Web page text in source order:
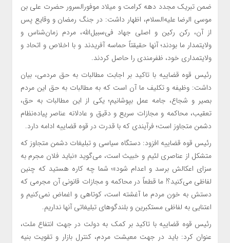
ضمن تبریک مجدد دهه کرامت و میلاد موفورالسرور حضرت علی بن
موسی الرضا علیه‌السلام، اظهار داشت: در جنگ رمضان و وقایع پس
از آن، رکن رکین و اصلی جهاد فی‌سبیل‌الله، مردم زمان‌شناس و
ولایتمدار ما بودند؛ آنها حقیقتاً حماسه آفریدند و با اخلاص و اتحاد و
ولایتمداری خود، ظفرمندی را حاصل کردند.
رئیس قوه قضاییه با تاکید بر اجابت مطالبات به حق مردمی، بیان
داشت: وظیفه و تکلیف ما آن است که به مطالبات به حق این مردم
بصیر و شجاع، جامه عمل بپوشانیم؛ یکی از این مطالبات به حق،
تعقیب، محاکمه و مجازات سریع و دقیق و عادلانه‌ عناصر پیاده‌نظام
دشمن متجاوز است؛ فرآیندی که با قدرت در قوه قضاییه ادامه دارد.
رئیس قوه قضاییه افزود: دستگاه سیاسی و تبلیغات دشمن متجاوز که
متشکل از عناصری لئیم و خبیث است، می‌گوید «نباید فلان مجرم به
سزای اعکالش برسد و اعدام شود»؛ شما چه کاره هستید که چنین
لفاظی می‌کنید؟! ما قطعاً در محاکمه و مجازات قانونی آن مجرمی که
دستش به خون مردم ما آغشته است، کوتاهی و اغماض نمی‌کنیم و
اعتنایی به لفاظی مستکبرین و بلندگوهای تبلیغاتی آنها نداریم.
رئیس قوه قضاییه با تاکید بر کمک به دولت در جهت انتفاع ملت،
عنوان کرد: باید در جهت معیشت مردم، کنترل بازار و تقویت بنیه